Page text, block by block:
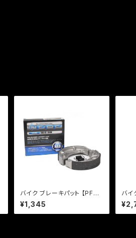
バイク ブレーキパット 【PFP
製】 PFB330 ブレーキシュー
レッツ ストマジ
¥1,345
バイ
ゴ【
パッ
能】